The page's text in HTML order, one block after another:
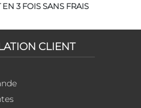
3 FOIS SANS FRAIS
CLIENT